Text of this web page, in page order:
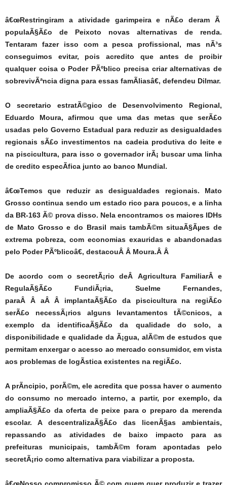
â€œRestringiram a atividade garimpeira e nÃ£o deram Ã
populaÃ§Ã£o de Peixoto novas alternativas de renda.
Tentaram fazer isso com a pesca profissional, mas nÃ³s
conseguimos evitar, pois acredito que antes de proibir
qualquer coisa o Poder PÃºblico precisa criar alternativas de
sobrevivÃªncia digna para essas famÃ­liasâ€, defendeu Dilmar.
O secretario estratÃ©gico de Desenvolvimento Regional,
Eduardo Moura, afirmou que uma das metas que serÃ£o
usadas pelo Governo Estadual para reduzir as desigualdades
regionais sÃ£o investimentos na cadeia produtiva do leite e
na piscicultura, para isso o governador irÃ¡ buscar uma linha
de credito especÃ­fica junto ao banco Mundial.
â€œTemos que reduzir as desigualdades regionais. Mato
Grosso continua sendo um estado rico para poucos, e a linha
da BR-163 Ã© prova disso. Nela encontramos os maiores IDHs
de Mato Grosso e do Brasil mais tambÃ©m situaÃ§Ãµes de
extrema pobreza, com economias exauridas e abandonadas
pelo Poder PÃºblicoâ€, destacouÂ Â Moura.Â Â
De acordo com o secretÃ¡rio deÂ Agricultura FamiliarÂ e
RegulaÃ§Ã£o FundiÃ¡ria, Suelme Fernandes,
paraÂ Â aÂ Â implantaÃ§Ã£o da piscicultura na regiÃ£o
serÃ£o necessÃ¡rios alguns levantamentos tÃ©cnicos, a
exemplo da identificaÃ§Ã£o da qualidade do solo, a
disponibilidade e qualidade da Ã¡gua, alÃ©m de estudos que
permitam enxergar o acesso ao mercado consumidor, em vista
aos problemas de logÃ­stica existentes na regiÃ£o.
A prÃ­ncipio, porÃ©m, ele acredita que possa haver o aumento
do consumo no mercado interno, a partir, por exemplo, da
ampliaÃ§Ã£o da oferta de peixe para o preparo da merenda
escolar. A descentralizaÃ§Ã£o das licenÃ§as ambientais,
repassando as atividades de baixo impacto para as
prefeituras municipais, tambÃ©m foram apontadas pelo
secretÃ¡rio como alternativa para viabilizar a proposta.
â€œNosso compromisso Ã© com quem quer produzir e trazer